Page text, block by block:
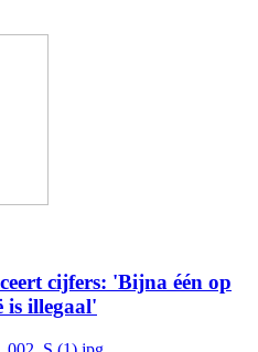
cijfers: 'Bijna één op
is illegaal'